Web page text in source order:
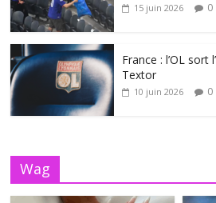
15 juin 2026 0
France : l’OL sort
Textor
10 juin 2026 0
Wag